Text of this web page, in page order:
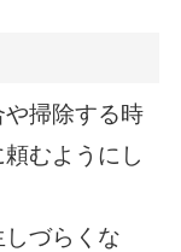
掃除する時
むようにし
づらくな